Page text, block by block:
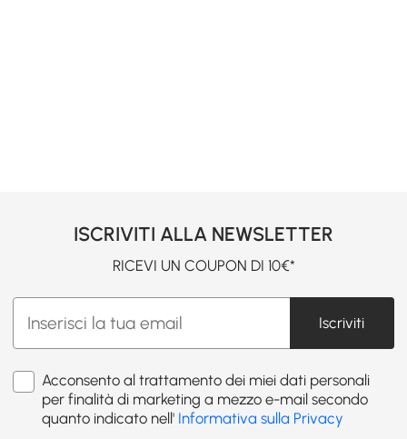
ISCRIVITI ALLA NEWSLETTER
RICEVI UN COUPON DI 10€*
Iscriviti
Acconsento al trattamento dei miei dati personali
per finalità di marketing a mezzo e-mail secondo
quanto indicato nell' Informativa sulla Privacy